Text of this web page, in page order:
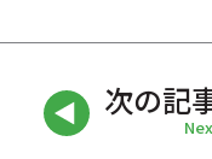
次の記